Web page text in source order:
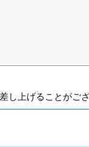
上げることがご